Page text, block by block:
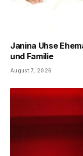
Janina Uhse
und Familie
August 7, 2026